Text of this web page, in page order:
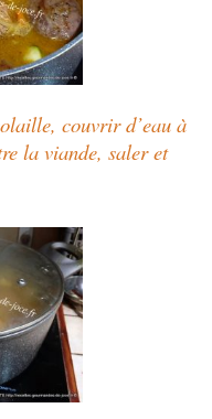
couvrir d’eau à
la viande, saler et